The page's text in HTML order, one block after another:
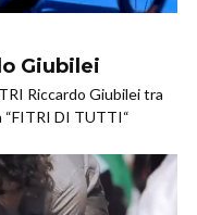
Giubilei
Riccardo Giubilei tra
DI TUTTI“